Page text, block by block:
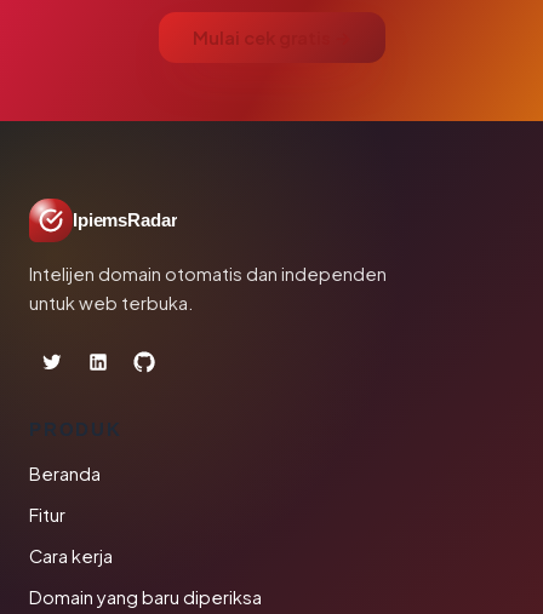
Mulai cek gratis →
IpiemsRadar
Intelijen domain otomatis dan independen
untuk web terbuka.
PRODUK
Beranda
Fitur
Cara kerja
Domain yang baru diperiksa